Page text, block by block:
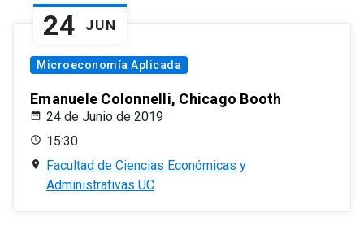
24 JUN
Microeconomía Aplicada
Emanuele Colonnelli, Chicago Booth
24 de Junio de 2019
15:30
Facultad de Ciencias Económicas y
Administrativas UC